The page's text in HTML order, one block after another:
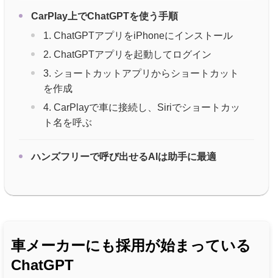
CarPlay上でChatGPTを使う手順
1. ChatGPTアプリをiPhoneにインストール
2. ChatGPTアプリを起動してログイン
3. ショートカットアプリからショートカット
を作成
4. CarPlayで車に接続し、Siriでショートカッ
ト名を呼ぶ
ハンズフリーで呼び出せるAIは助手に最適
車メーカーにも採用が始まっている
ChatGPT